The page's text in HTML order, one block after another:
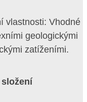
vlastnosti: Vhodné
geologickými
zatíženími.